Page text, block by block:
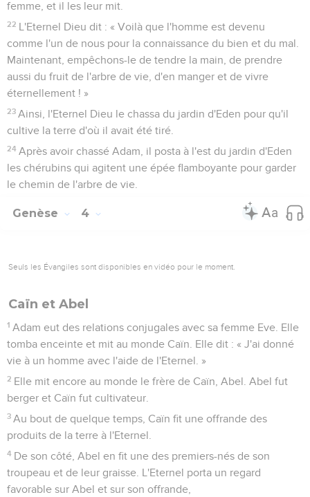
femme, et il les leur mit.
22 L'Eternel Dieu dit : « Voilà que l'homme est devenu
comme l'un de nous pour la connaissance du bien et du mal.
Maintenant, empêchons-le de tendre la main, de prendre
aussi du fruit de l'arbre de vie, d'en manger et de vivre
éternellement ! »
23 Ainsi, l'Eternel Dieu le chassa du jardin d'Eden pour qu'il
cultive la terre d'où il avait été tiré.
24 Après avoir chassé Adam, il posta à l'est du jardin d'Eden
les chérubins qui agitent une épée flamboyante pour garder
le chemin de l'arbre de vie.
Genèse 4
Seuls les Évangiles sont disponibles en vidéo pour le moment.
Caïn et Abel
1 Adam eut des relations conjugales avec sa femme Eve. Elle
tomba enceinte et mit au monde Caïn. Elle dit : « J'ai donné
vie à un homme avec l'aide de l'Eternel. »
2 Elle mit encore au monde le frère de Caïn, Abel. Abel fut
berger et Caïn fut cultivateur.
3 Au bout de quelque temps, Caïn fit une offrande des
produits de la terre à l'Eternel.
4 De son côté, Abel en fit une des premiers-nés de son
troupeau et de leur graisse. L'Eternel porta un regard
favorable sur Abel et sur son offrande,